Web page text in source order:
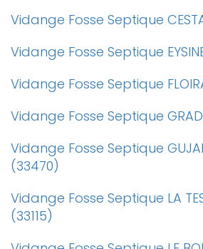
Vidange Fosse Septique
Vidange Fosse Septique
Vidange Fosse Septique
Vidange Fosse Septique
Vidange Fosse Septique
(33470)
Vidange Fosse Septique LA
(33115)